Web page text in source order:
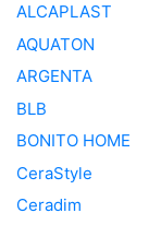
ALCAPLAST
AQUATON
ARGENTA
BLB
BONITO HOME
CeraStyle
Ceradim